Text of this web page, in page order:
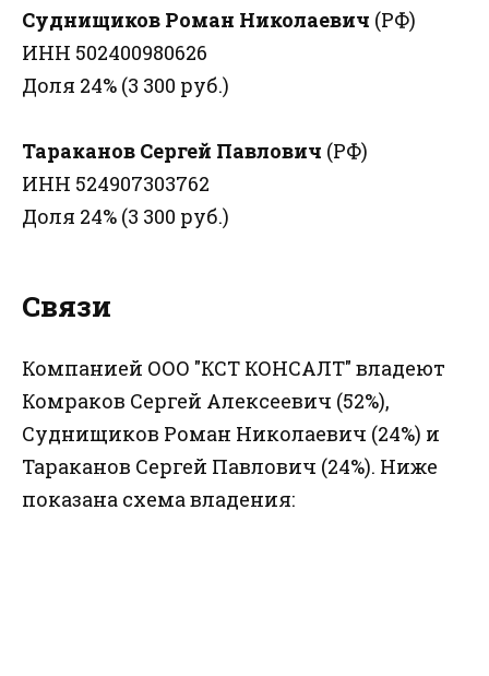
Суднищиков Роман Николаевич (РФ)
ИНН 502400980626
Доля 24% (3 300 руб.)
Тараканов Сергей Павлович (РФ)
ИНН 524907303762
Доля 24% (3 300 руб.)
Связи
Компанией ООО "КСТ КОНСАЛТ" владеют
Комраков Сергей Алексеевич (52%),
Суднищиков Роман Николаевич (24%) и
Тараканов Сергей Павлович (24%). Ниже
показана схема владения: